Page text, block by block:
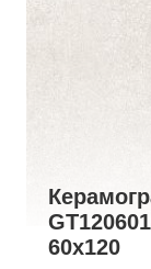
60x120